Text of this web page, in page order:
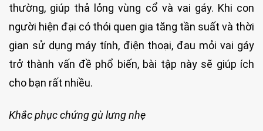
thường, giúp thả lỏng vùng cổ và vai gáy. Khi con
người hiện đại có thói quen gia tăng tần suất và thời
gian sử dụng máy tính, điện thoại, đau mỏi vai gáy
trở thành vấn đề phổ biến, bài tập này sẽ giúp ích
cho bạn rất nhiều.
Khắc phục chứng gù lưng nhẹ